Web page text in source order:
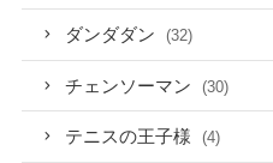
ダンダダン (32)
チェンソーマン (30)
テニスの王子様 (4)